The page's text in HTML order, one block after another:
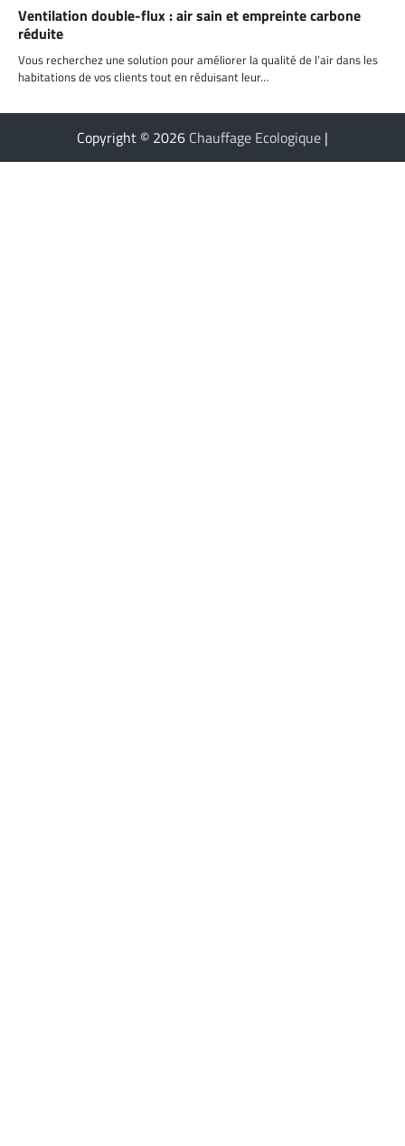
Ventilation double-flux : air sain et empreinte carbone
réduite
Vous recherchez une solution pour améliorer la qualité de l’air dans les
habitations de vos clients tout en réduisant leur…
Copyright © 2026 Chauffage Ecologique |